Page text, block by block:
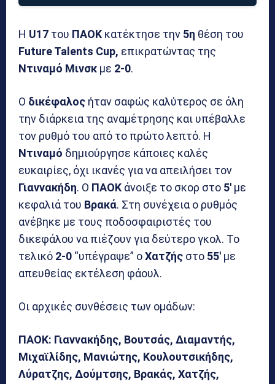
Η U17 του ΠΑΟΚ κατέκτησε την 5η θέση του
Future Talents Cup, επικρατώντας της
Ντιναμό Μινσκ με 2-0.
Ο δικέφαλος ήταν σαφώς καλύτερος σε όλη
την διάρκεια της αναμέτρησης και υπέβαλλε
τον ρυθμό του από το πρώτο λεπτό. Η
Ντιναμό δημιούργησε κάποιες καλές
ευκαιρίες, όχι ικανές για να απειλήσει τον
Γιαννακήδη. Ο ΠΑΟΚ άνοιξε το σκορ στο 5′ με
κεφαλιά του Βρακά. Στη συνέχεια ο ρυθμός
ανέβηκε με τους ποδοσφαιριστές του
δικεφάλου να πιέζουν για δεύτερο γκολ. Το
τελικό 2-0 “υπέγραψε” οΧατζής στο 55′ με
απευθείας εκτέλεση φάουλ.
Οι αρχικές συνθέσεις των ομάδων:
ΠΑΟΚ: Γιαννακήδης, Βουτσάς, Διαμαντής,
Μιχαϊλίδης, Μανιώτης, Κουλουτσικήδης,
Λύρατζης, Δούμτσης, Βρακάς, Χατζής,